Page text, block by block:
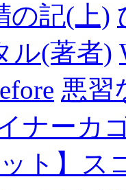
の記(上)
ル(著者)
悪習
ナーカ
ット】